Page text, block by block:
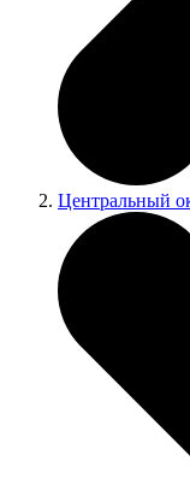
Центральный